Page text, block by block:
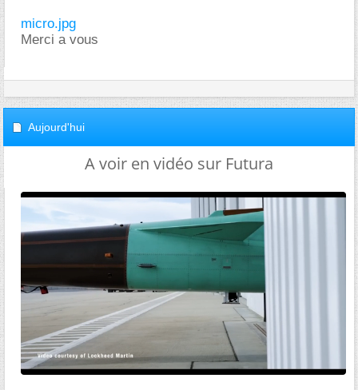
micro.jpg
Merci a vous
Aujourd'hui
A voir en vidéo sur Futura